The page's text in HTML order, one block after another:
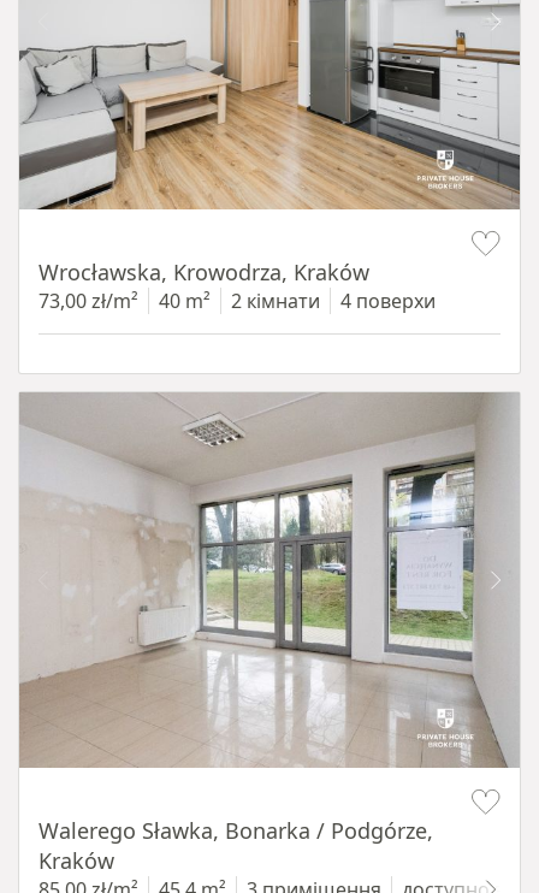
Wrocławska, Krowodrza, Kraków
73,00 zł/m² 40 m² 2 кімнати 4 поверхи
Walerego Sławka, Bonarka / Podgórze,
Kraków